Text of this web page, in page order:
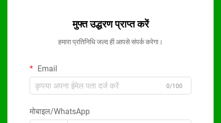
मुफ्त उद्धरण प्राप्त करें
हमारा प्रतिनिधि जल्द ही आपसे संपर्क करेगा।
Email
0/100
मोबाइल/WhatsApp